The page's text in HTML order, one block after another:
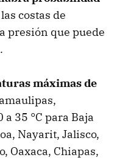
costas de
presión que puede
máximas de
a 35 °C para Baja
Nayarit, Jalisco,
Oaxaca, Chiapas,